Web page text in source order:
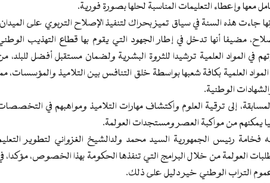
معها وإعطاء التعليمات المناسبة لحلها بصورة فورية.
جاءت هذه السنة في سياق تميز بحراك لتنفيذ الإصلاح التربوي على
مضيفا أنها تدخل في إطار الجهود التي يقوم بها قطاع التهذيب
في المواد العلمية ترشيدا للثروة البشرية ولضمان مستقبل أفضل للبلد،
العلمية بكافة شعبها بواسطة خلق التنافس بين التلاميذ والمؤسسات،
الوطنية.
إلى ترقية العلوم واكتشاف مهارات التلاميذ ومواهبهم في
يمكنهم من مواكبة العصر ومستجدات العولمة.
فخامة رئيس الجمهورية السيد محمد ولدالشيخ الغزواني لتطوير
العولمة من خلال البرامج التي تنفذها الحكومة بهذا الخصوص، مؤكدا،
التراب الوطني خير دليل على ذلك.